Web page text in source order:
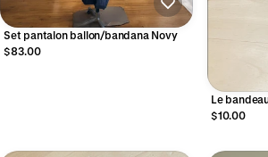
Set pantalon ballon/bandana Novy
$83.00
Le
$10.00